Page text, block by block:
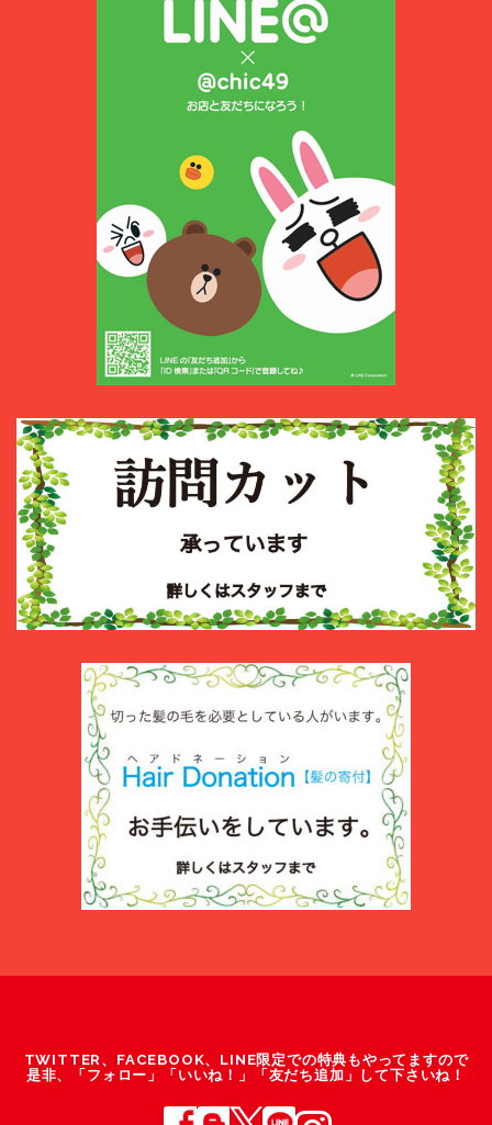
TWITTER、FACEBOOK、LINE限定での特典もやってますので
是非、「フォロー」「いいね！」「友だち追加」して下さいね！